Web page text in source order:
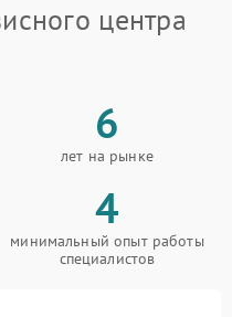
центра
6
лет на рынке
4
минимальный опыт работы
специалистов